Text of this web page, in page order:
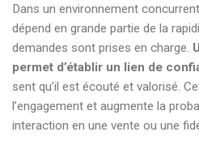
Dans un environnement
dépend en grande partie de la
demandes sont prises en charge.
permet d’établir un lien de
sent qu’il est écouté et valorisé.
l’engagement et augmente la
interaction en une vente ou une